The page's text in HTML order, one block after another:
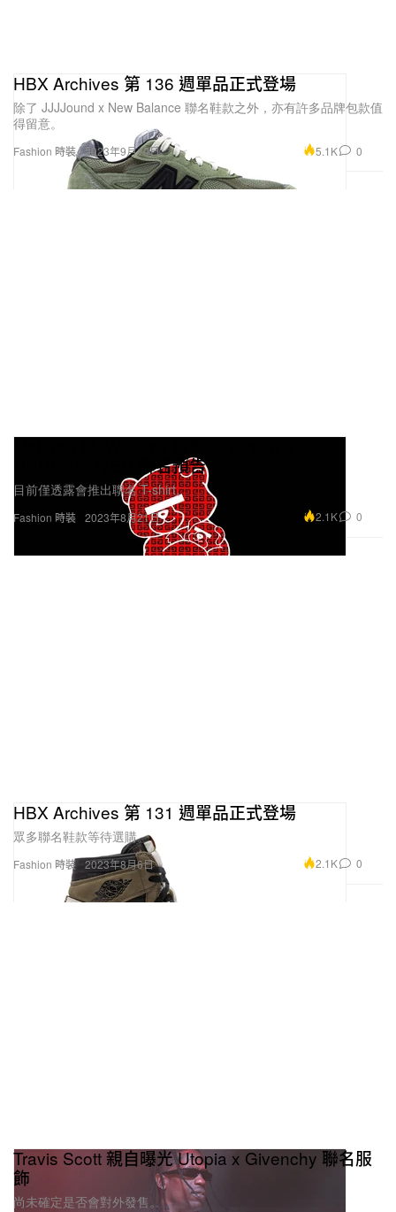
Fashion 時裝
HBX Archives 第 136 週單品正式登場
除了 JJJJound x New Balance 聯名鞋款之外，亦有許多品牌包款值
得留意。
2023年9月10日 5.1K 0
Fashion 時裝
Matthew M. Williams 發佈 Givenchy x
UNDERCOVER 聯名預告
目前僅透露會推出聯名 T-shirt。
2023年8月21日 2.1K 0
Fashion 時裝
HBX Archives 第 131 週單品正式登場
眾多聯名鞋款等待選購。
2023年8月6日 2.1K 0
Travis Scott 親自曝光 Utopia x Givenchy 聯名服
飾
尚未確定是否會對外發售。